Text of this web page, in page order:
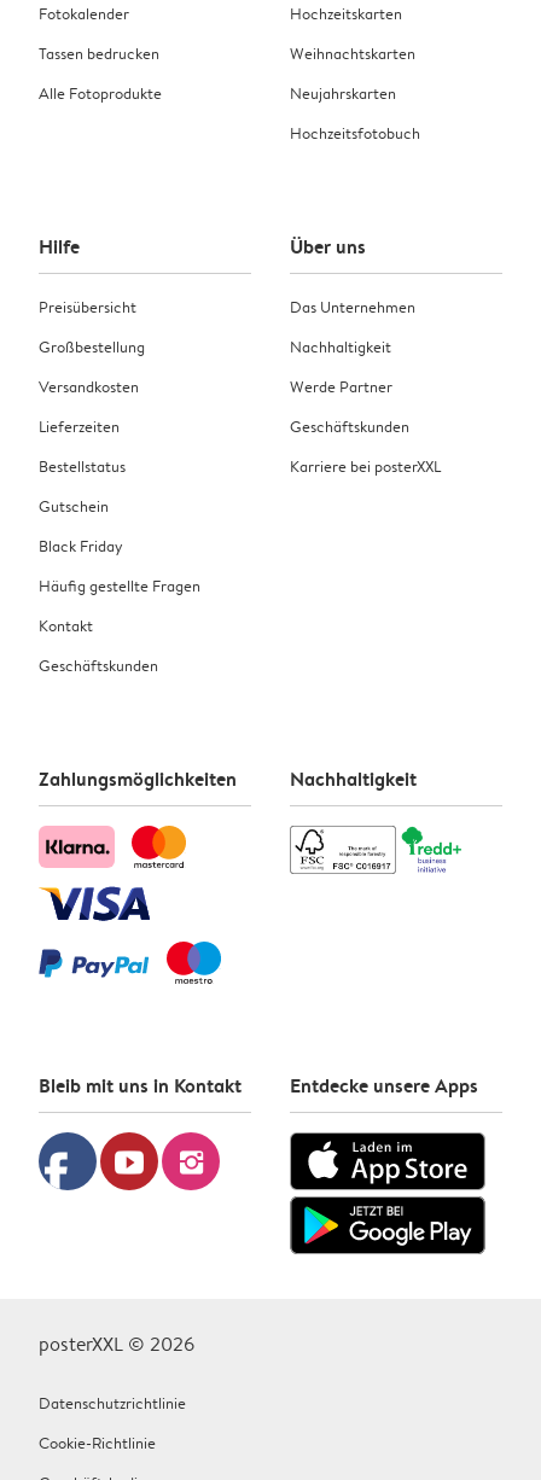
Fotokalender
Tassen bedrucken
Alle Fotoprodukte
Hochzeitskarten
Weihnachtskarten
Neujahrskarten
Hochzeitsfotobuch
Hilfe
Preisübersicht
Großbestellung
Versandkosten
Lieferzeiten
Bestellstatus
Gutschein
Black Friday
Häufig gestellte Fragen
Kontakt
Geschäftskunden
Über uns
Das Unternehmen
Nachhaltigkeit
Werde Partner
Geschäftskunden
Karriere bei posterXXL
Zahlungsmöglichkeiten Nachhaltigkeit
Bleib mit uns in Kontakt
facebook youtube instagram
Entdecke unsere Apps
posterXXL © 2026
Datenschutzrichtlinie
Cookie-Richtlinie